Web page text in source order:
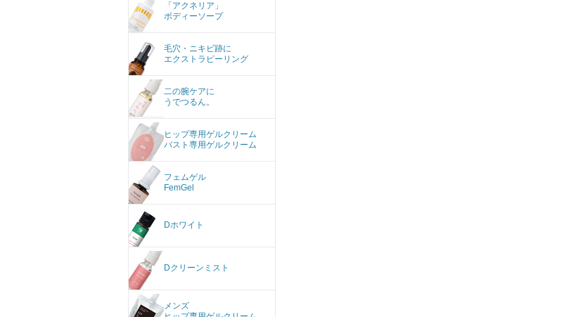
「アクネリア」
ボディーソープ
毛穴・ニキビ跡に
エクストラピーリング
二の腕ケアに
うでつるん。
ヒップ専用ゲルクリーム
バスト専用ゲルクリーム
フェムゲル
FemGel
Dホワイト
Dクリーンミスト
メンズ